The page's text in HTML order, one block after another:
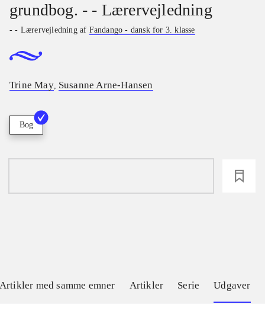
grundbog. - - Lærervejledning
- - Lærervejledning af Fandango - dansk for 3. klasse
Trine May, Susanne Arne-Hansen
Bog
med samme emner Artikler Serie Udgaver